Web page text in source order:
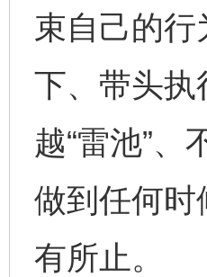
束自己的行
下、带头执
越“雷池”、
做到任何时
有所止。